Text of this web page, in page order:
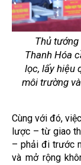
Thủ
Thanh Hóa
lọc, lấy hiệu
môi trường
Cùng với đó,
lược – từ giao
– phải đi trước
và mở rộng